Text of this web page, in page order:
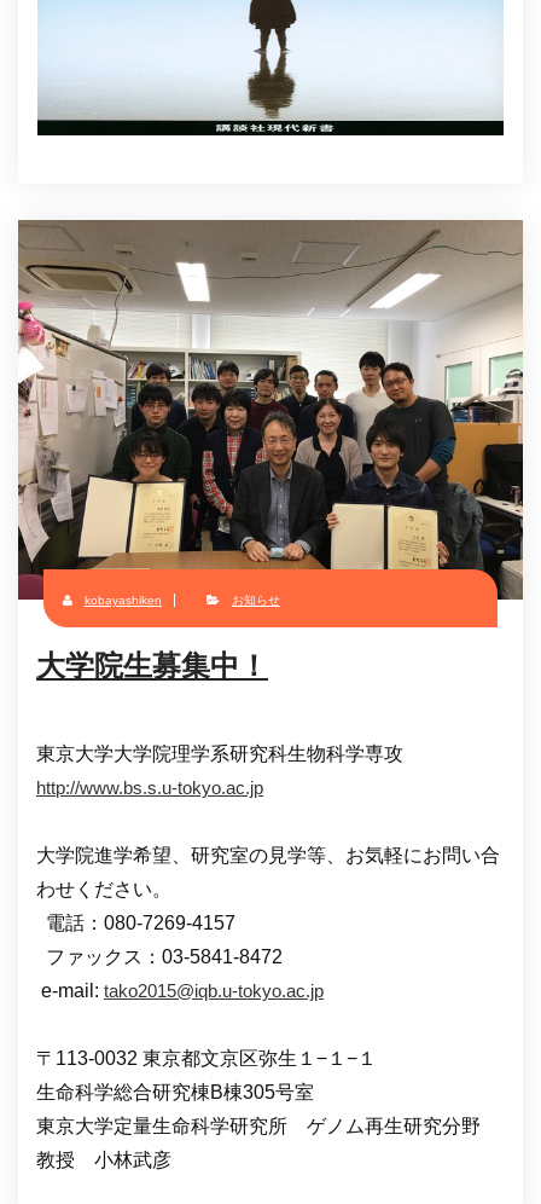
kobayashiken お知らせ
大学院生募集中！
東京大学大学院理学系研究科生物科学専攻
http://www.bs.s.u-tokyo.ac.jp
大学院進学希望、研究室の見学等、お気軽にお問い合
わせください。
電話：080-7269-4157
ファックス：03-5841-8472
e-mail: tako2015@iqb.u-tokyo.ac.jp
〒113-0032 東京都文京区弥生１−１−１
生命科学総合研究棟B棟305号室
東京大学定量生命科学研究所 ゲノム再生研究分野
教授 小林武彦